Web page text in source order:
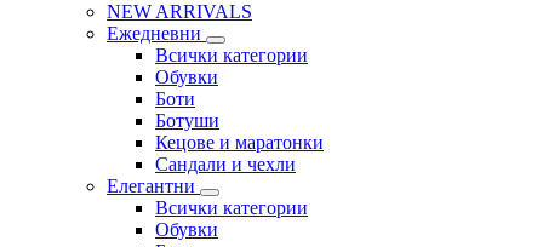
NEW ARRIVALS
Ежедневни
Всички категории
Обувки
Боти
Ботуши
Кецове и маратонки
Сандали и чехли
Елегантни
Всички категории
Обувки